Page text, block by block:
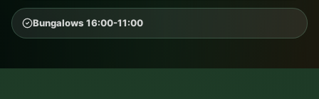
Bungalows 16:00-11:00